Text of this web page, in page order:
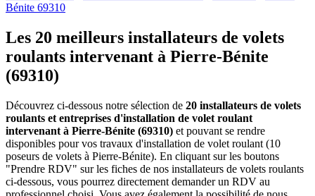
Bénite 69310
Les 20 meilleurs installateurs de volets
roulants intervenant à Pierre-Bénite
(69310)
Découvrez ci-dessous notre sélection de 20 installateurs de volets
roulants et entreprises d'installation de volet roulant
intervenant à Pierre-Bénite (69310) et pouvant se rendre
disponibles pour vos travaux d'installation de volet roulant (10
poseurs de volets à Pierre-Bénite). En cliquant sur les boutons
"Prendre RDV" sur les fiches de nos installateurs de volets roulants
ci-dessous, vous pourrez directement demander un RDV au